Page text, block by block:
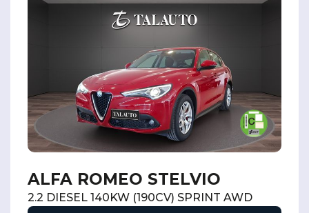
ALFA ROMEO STELVIO
2.2 DIESEL 140KW (190CV) SPRINT AWD